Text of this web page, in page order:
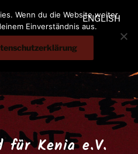
für Kenia e.V.
ENGLISH
Wenn du die Website weiter
Einverständnis aus.